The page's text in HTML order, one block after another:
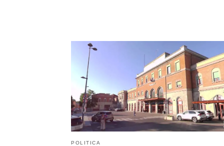
POLITICA